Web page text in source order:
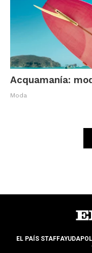
Acquamanía:
Moda
EL PAÍS STAFFAYUDA